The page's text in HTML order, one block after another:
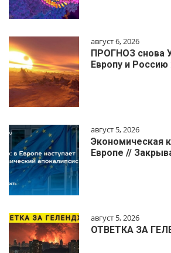
август 6, 2026
ПРОГНОЗ снова
Европу и
август 5, 2026
Экономическая
Европе //
август 5, 2026
ОТВЕТКА ЗА